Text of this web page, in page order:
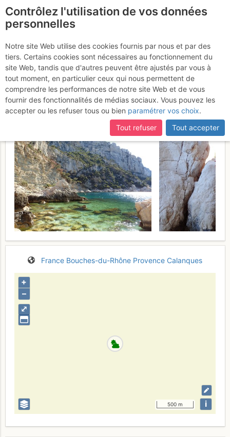
Calanque de Sugiton -
Le Socle de la Candelle :
Traversée de la Commune
Lundi 1 mai 2017
France Bouches-du-Rhône Provence Calanques
⤢
+
–
500 m i
Contrôlez l'utilisation de vos données
personnelles
Notre site Web utilise des cookies fournis par nous et par des
tiers. Certains cookies sont nécessaires au fonctionnement du
site Web, tandis que d'autres peuvent être ajustés par vous à
tout moment, en particulier ceux qui nous permettent de
comprendre les performances de notre site Web et de vous
fournir des fonctionnalités de médias sociaux. Vous pouvez les
accepter ou les refuser tous ou bien paramétrer vos choix.
Tout refuser
Tout accepter